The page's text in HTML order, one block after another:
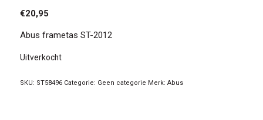
€20,95
Abus frametas ST-2012
Uitverkocht
SKU: ST58496 Categorie: Geen categorie Merk: Abus